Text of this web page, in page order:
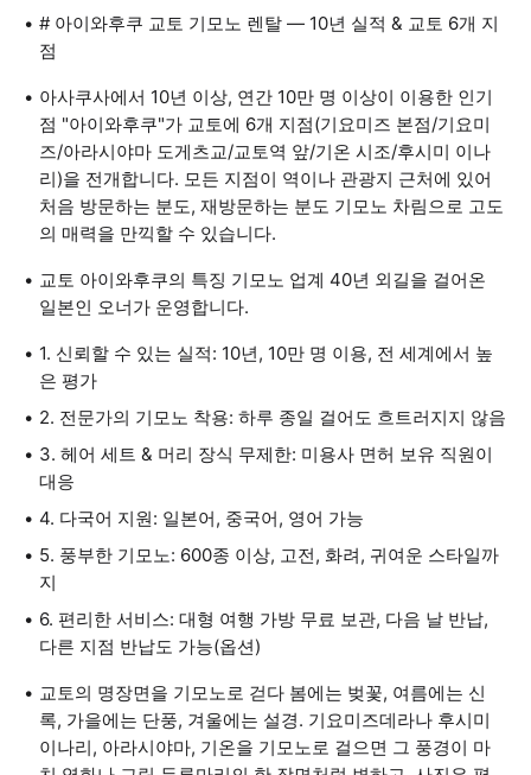
# 아이와후쿠 교토 기모노 렌탈 — 10년 실적 & 교토 6개 지
점
아사쿠사에서 10년 이상, 연간 10만 명 이상이 이용한 인기
점 "아이와후쿠"가 교토에 6개 지점(기요미즈 본점/기요미
즈/아라시야마 도게츠교/교토역 앞/기온 시조/후시미 이나
리)을 전개합니다. 모든 지점이 역이나 관광지 근처에 있어
처음 방문하는 분도, 재방문하는 분도 기모노 차림으로 고도
의 매력을 만끽할 수 있습니다.
교토 아이와후쿠의 특징 기모노 업계 40년 외길을 걸어온
일본인 오너가 운영합니다.
1. 신뢰할 수 있는 실적: 10년, 10만 명 이용, 전 세계에서 높
은 평가
2. 전문가의 기모노 착용: 하루 종일 걸어도 흐트러지지 않음
3. 헤어 세트 & 머리 장식 무제한: 미용사 면허 보유 직원이
대응
4. 다국어 지원: 일본어, 중국어, 영어 가능
5. 풍부한 기모노: 600종 이상, 고전, 화려, 귀여운 스타일까
지
6. 편리한 서비스: 대형 여행 가방 무료 보관, 다음 날 반납,
다른 지점 반납도 가능(옵션)
교토의 명장면을 기모노로 걷다 봄에는 벚꽃, 여름에는 신
록, 가을에는 단풍, 겨울에는 설경. 기요미즈데라나 후시미
이나리, 아라시야마, 기온을 기모노로 걸으면 그 풍경이 마